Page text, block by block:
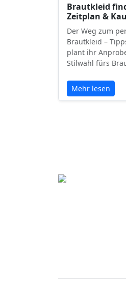
Brautkleid
Zeitplan &
Der Weg zum
Brautkleid –
plant ihr
Stilwahl fürs
Mehr lesen